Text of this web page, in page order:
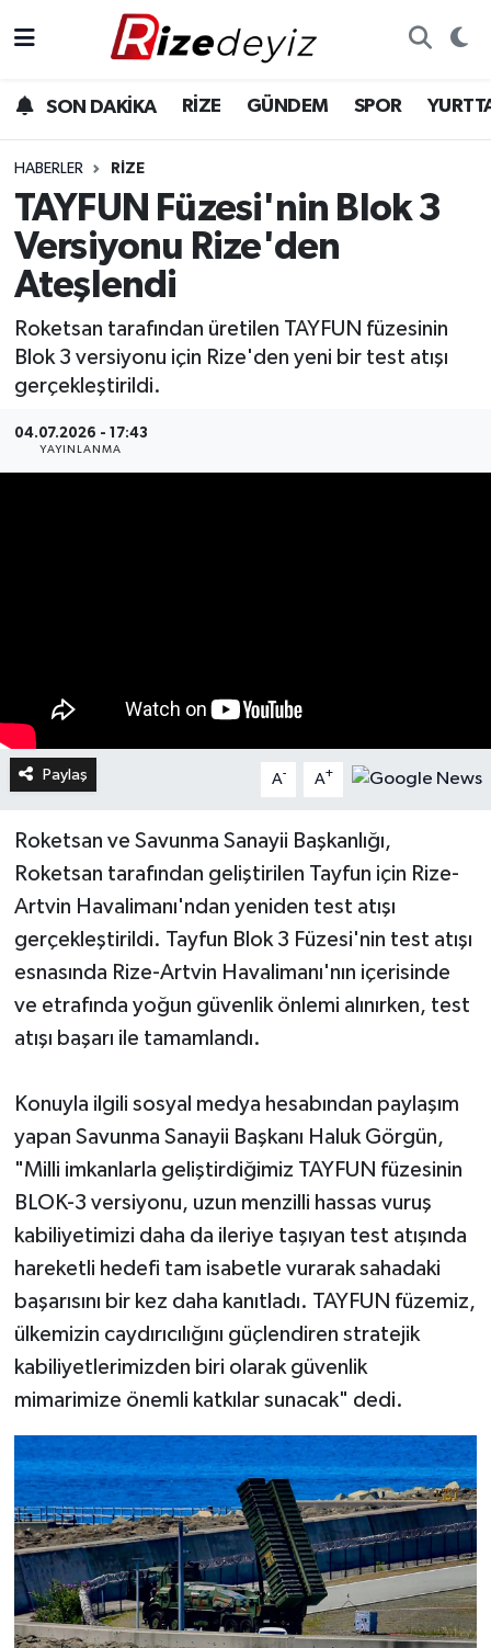
SON DAKİKA RİZE GÜNDEM SPOR
HABERLER RIZE
TAYFUN Füzesi'nin Blok 3
Versiyonu Rize'den
Ateşlendi
Roketsan tarafından üretilen TAYFUN füzesinin
Blok 3 versiyonu için Rize'den yeni bir test atışı
gerçekleştirildi.
04.07.2026 - 17:43
YAYINLANMA
Paylaş A- A+
Roketsan ve Savunma Sanayii Başkanlığı,
Roketsan tarafından geliştirilen Tayfun için Rize-
Artvin Havalimanı'ndan yeniden test atışı
gerçekleştirildi. Tayfun Blok 3 Füzesi'nin test atışı
esnasında Rize-Artvin Havalimanı'nın içerisinde
ve etrafında yoğun güvenlik önlemi alınırken, test
atışı başarı ile tamamlandı.
Konuyla ilgili sosyal medya hesabından paylaşım
yapan Savunma Sanayii Başkanı Haluk Görgün,
"Milli imkanlarla geliştirdiğimiz TAYFUN füzesinin
BLOK-3 versiyonu, uzun menzilli hassas vuruş
kabiliyetimizi daha da ileriye taşıyan test atışında
hareketli hedefi tam isabetle vurarak sahadaki
başarısını bir kez daha kanıtladı. TAYFUN füzemiz,
ülkemizin caydırıcılığını güçlendiren stratejik
kabiliyetlerimizden biri olarak güvenlik
mimarimize önemli katkılar sunacak" dedi.
Gündem
Yurttan Haberler
Ekonomi
Teknoloji
Sağlık
Rize Hava Durumu
Rize Trafik Yoğunluk Haritası
Süper Lig Puan Durumu ve Fikstür
Tüm Manşetler
Son Dakika Haberleri